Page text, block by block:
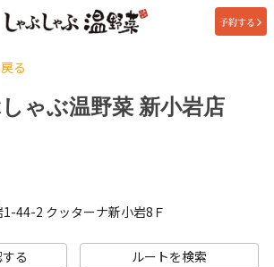
予約する
る
ゃぶ温野菜 新小岩店
44-2 クッターナ新小岩8Ｆ
る ルートを検索